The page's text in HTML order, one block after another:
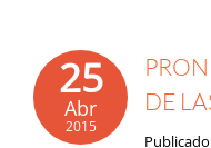
25
Abr
2015
DE